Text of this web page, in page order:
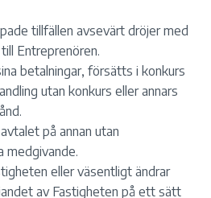
tillfällen avsevärt dröjer med
Entreprenören.
betalningar, försätts i konkurs
utan konkurs eller annars
på annan utan
medgivande.
eller väsentligt ändrar
av Fastigheten på ett sätt